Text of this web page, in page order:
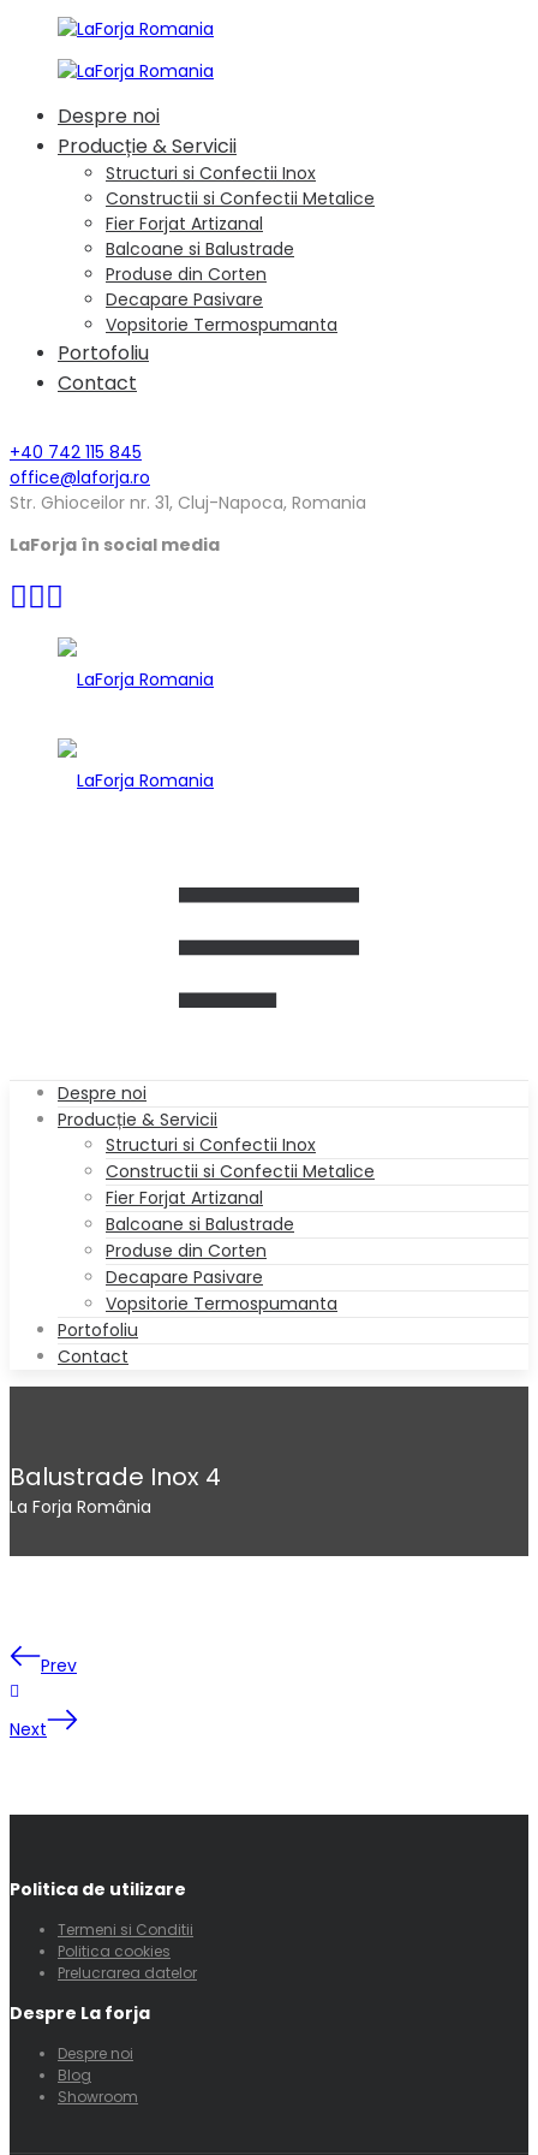
Despre noi
Producție & Servicii
Structuri si Confectii Inox
Constructii si Confectii Metalice
Fier Forjat Artizanal
Balcoane si Balustrade
Produse din Corten
Decapare Pasivare
Vopsitorie Termospumanta
Portofoliu
Contact
+40 742 115 845
office@laforja.ro
Str. Ghioceilor nr. 31, Cluj-Napoca, Romania
LaForja în social media
Despre noi
Producție & Servicii
Structuri si Confectii Inox
Constructii si Confectii Metalice
Fier Forjat Artizanal
Balcoane si Balustrade
Produse din Corten
Decapare Pasivare
Vopsitorie Termospumanta
Portofoliu
Contact
Balustrade Inox 4
La Forja România
Prev
Next
Politica de utilizare
Termeni si Conditii
Politica cookies
Prelucrarea datelor
Despre La forja
Despre noi
Blog
Showroom